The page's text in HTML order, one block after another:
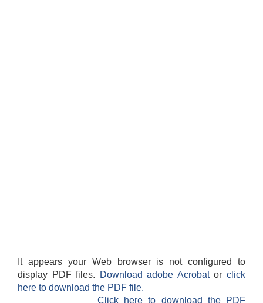
It appears your Web browser is not configured to
display PDF files.
Download adobe Acrobatorclick
here to download the PDF file.
Click here to download the PDF